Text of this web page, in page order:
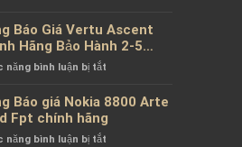
XOR
X2:
Giữ
Sách
Riêng
Tư
Báo Giá Vertu Ascent
Hãng Bảo Hành 2-5
năng bình luận bị tắt
Báo
Vertu
Báo giá Nokia 8800 Arte
Fpt chính hãng
năng bình luận bị tắt